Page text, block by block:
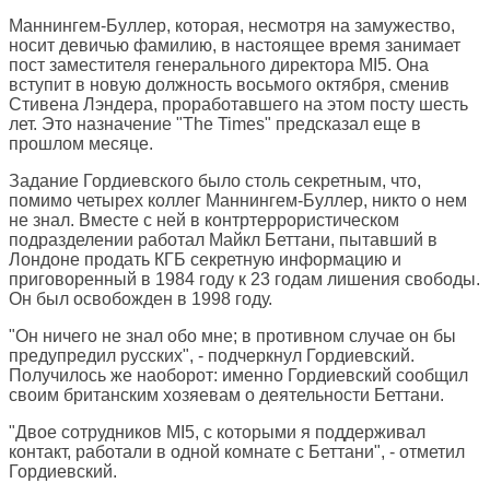
Маннингем-Буллер, которая, несмотря на замужество,
носит девичью фамилию, в настоящее время занимает
пост заместителя генерального директора MI5. Она
вступит в новую должность восьмого октября, сменив
Стивена Лэндера, проработавшего на этом посту шесть
лет. Это назначение "The Times" предсказал еще в
прошлом месяце.
Задание Гордиевского было столь секретным, что,
помимо четырех коллег Маннингем-Буллер, никто о нем
не знал. Вместе с ней в контртеррористическом
подразделении работал Майкл Беттани, пытавший в
Лондоне продать КГБ секретную информацию и
приговоренный в 1984 году к 23 годам лишения свободы.
Он был освобожден в 1998 году.
"Он ничего не знал обо мне; в противном случае он бы
предупредил русских", - подчеркнул Гордиевский.
Получилось же наоборот: именно Гордиевский сообщил
своим британским хозяевам о деятельности Беттани.
"Двое сотрудников MI5, с которыми я поддерживал
контакт, работали в одной комнате с Беттани", - отметил
Гордиевский.